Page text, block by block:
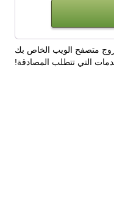
متصفح الويب الخاص بك
التي تتطلب المصادقة!